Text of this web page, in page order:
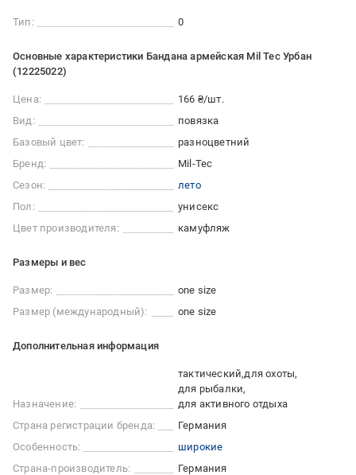
Тип: 0
Основные характеристики Бандана армейская Mil Tec Урбан
(12225022)
Цена:
166 ₴/шт.
Вид:
повязка
Базовый цвет:
разноцветний
Бренд:
Mil-Tec
Сезон:
лето
Пол:
унисекс
Цвет производителя:
камуфляж
Размеры и вес
Размер:
one size
Размер (международный):
one size
Дополнительная информация
Назначение:
тактический для охоты
для рыбалки
для активного отдыха
Страна регистрации бренда:
Германия
Особенность:
широкие
Страна-производитель:
Германия